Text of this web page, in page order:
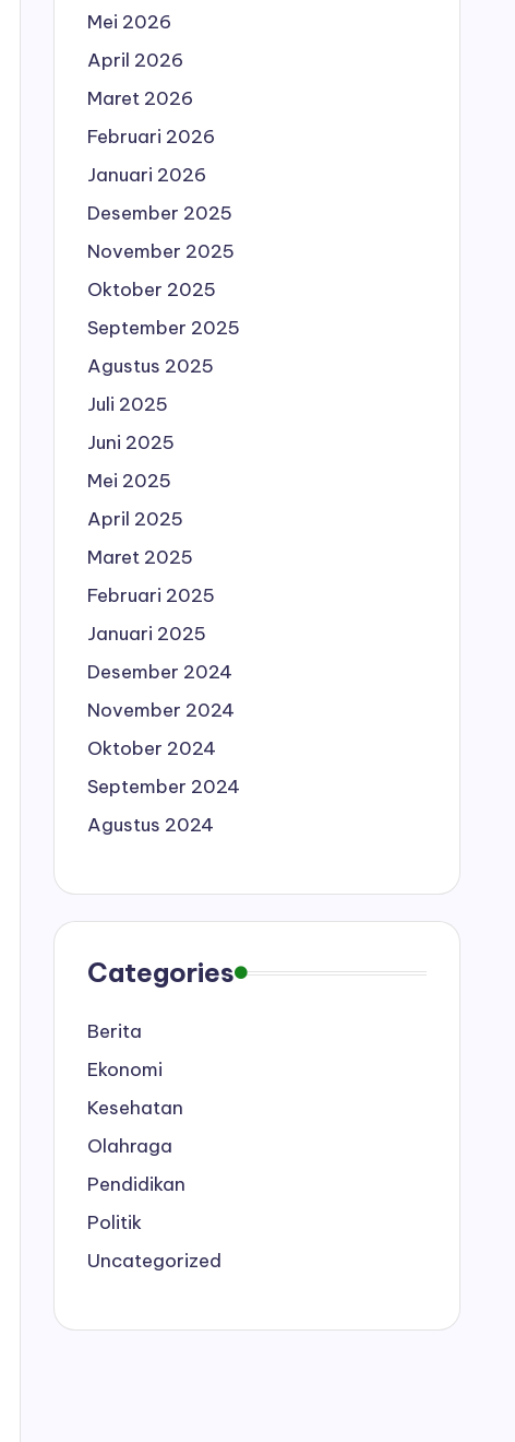
Mei 2026
April 2026
Maret 2026
Februari 2026
Januari 2026
Desember 2025
November 2025
Oktober 2025
September 2025
Agustus 2025
Juli 2025
Juni 2025
Mei 2025
April 2025
Maret 2025
Februari 2025
Januari 2025
Desember 2024
November 2024
Oktober 2024
September 2024
Agustus 2024
Categories
Berita
Ekonomi
Kesehatan
Olahraga
Pendidikan
Politik
Uncategorized